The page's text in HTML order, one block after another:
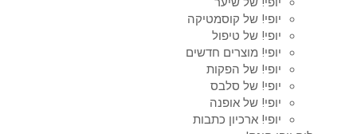
יופי! של קוסמטיקה
יופי! של טיפול
יופי! מוצרים חדשים
יופי! של הפקות
יופי! של סלבס
יופי! של אופנה
יופי! ארכיון כתבות